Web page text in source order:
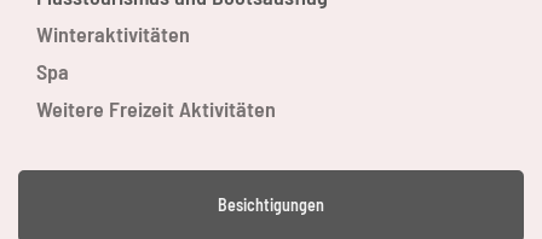
Winteraktivitäten
Spa
Weitere Freizeit Aktivitäten
Besichtigungen